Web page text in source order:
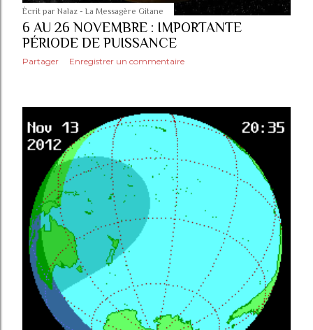
Écrit par Nalaz - La Messagère Gitane
6 AU 26 NOVEMBRE : IMPORTANTE
PÉRIODE DE PUISSANCE
Partager Enregistrer un commentaire